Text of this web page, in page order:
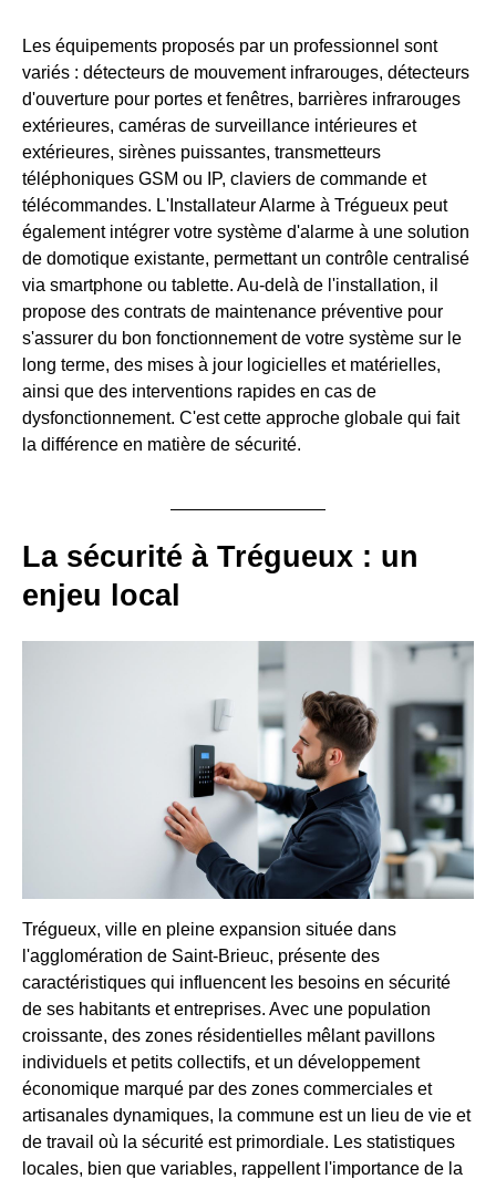
Les équipements proposés par un professionnel sont
variés : détecteurs de mouvement infrarouges, détecteurs
d'ouverture pour portes et fenêtres, barrières infrarouges
extérieures, caméras de surveillance intérieures et
extérieures, sirènes puissantes, transmetteurs
téléphoniques GSM ou IP, claviers de commande et
télécommandes. L'Installateur Alarme à Trégueux peut
également intégrer votre système d'alarme à une solution
de domotique existante, permettant un contrôle centralisé
via smartphone ou tablette. Au-delà de l'installation, il
propose des contrats de maintenance préventive pour
s'assurer du bon fonctionnement de votre système sur le
long terme, des mises à jour logicielles et matérielles,
ainsi que des interventions rapides en cas de
dysfonctionnement. C'est cette approche globale qui fait
la différence en matière de sécurité.
La sécurité à Trégueux : un
enjeu local
Trégueux, ville en pleine expansion située dans
l'agglomération de Saint-Brieuc, présente des
caractéristiques qui influencent les besoins en sécurité
de ses habitants et entreprises. Avec une population
croissante, des zones résidentielles mêlant pavillons
individuels et petits collectifs, et un développement
économique marqué par des zones commerciales et
artisanales dynamiques, la commune est un lieu de vie et
de travail où la sécurité est primordiale. Les statistiques
locales, bien que variables, rappellent l'importance de la